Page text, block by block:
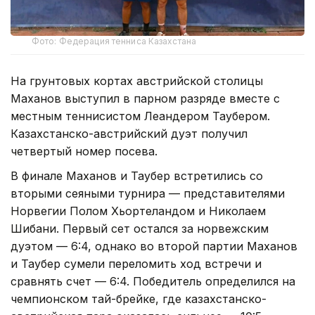
Фото: Федерация тенниса Казахстана
На грунтовых кортах австрийской столицы
Маханов выступил в парном разряде вместе с
местным теннисистом Леандером Таубером.
Казахстанско-австрийский дуэт получил
четвертый номер посева.
В финале Маханов и Таубер встретились со
вторыми сеяными турнира — представителями
Норвегии Полом Хьортеландом и Николаем
Шибани. Первый сет остался за норвежским
дуэтом — 6:4, однако во второй партии Маханов
и Таубер сумели переломить ход встречи и
сравнять счет — 6:4. Победитель определился на
чемпионском тай-брейке, где казахстанско-